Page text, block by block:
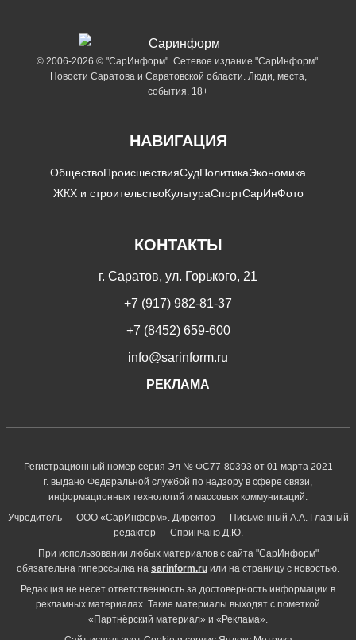
© 2006-2026 © "СарИнформ". Сетевое издание "СарИнформ".
Новости Саратова и Саратовской области. Люди, места,
события. 18+
НАВИГАЦИЯ
ОбществоПроисшествияСудПолитикаЭкономика
ЖКХ и строительствоКультураСпортСарИнФото
КОНТАКТЫ
г. Саратов, ул. Горького, 21
+7 (917) 982-81-37
+7 (8452) 659-600
info@sarinform.ru
РЕКЛАМА
Регистрационный номер серия Эл № ФС77-80393 от 01 марта 2021
г. выдано Федеральной службой по надзору в сфере связи,
информационных технологий и массовых коммуникаций.
Учредитель — ООО «СарИнформ». Директор — Письменный А.А. Главный
редактор — Спринчанэ Д.Ю.
При использовании любых материалов с сайта "СарИнформ"
обязательна гиперссылка на sarinform.ru или на страницу с новостью.
Редакция не несет ответственность за достоверность информации в
рекламных материалах. Такие материалы выходят с пометкой
«Партнёрский материал» и «Реклама».